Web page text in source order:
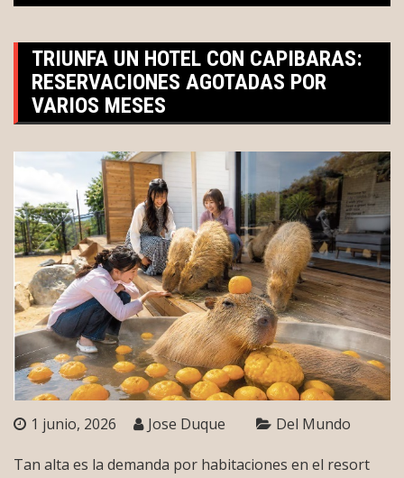
TRIUNFA UN HOTEL CON CAPIBARAS:
RESERVACIONES AGOTADAS POR
VARIOS MESES
1 junio, 2026 Jose Duque Del Mundo
Tan alta es la demanda por habitaciones en el resort